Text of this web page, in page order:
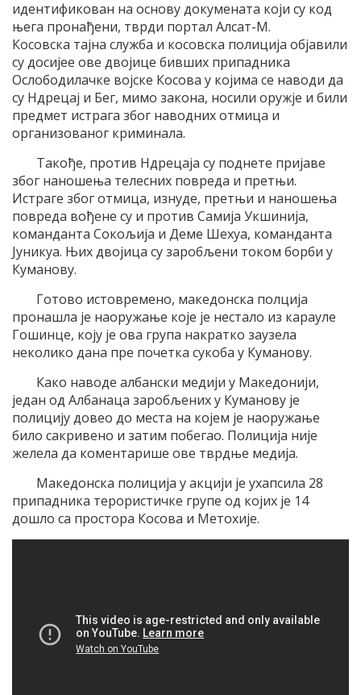
идентификован на основу докумената који су код
њега пронађени, тврди портал Алсат-М.
Косовска тајна служба и косовска полиција објавили
су досијее ове двојице бивших припадника
Ослободилачке војске Косова у којима се наводи да
су Ндрецај и Бег, мимо закона, носили оружје и били
предмет истрага због наводних отмица и
организованог криминала.
Такође, против Ндрецаја су поднете пријаве
због наношења телесних повреда и претњи.
Истраге због отмица, изнуде, претњи и наношења
повреда вођене су и против Самија Укшинија,
команданта Сокољија и Деме Шехуа, команданта
Јуникуа. Њих двојица су заробљени током борби у
Куманову.
Готово истовремено, македонска полција
пронашла је наоружање које је нестало из карауле
Гошинце, коју је ова група накратко заузела
неколико дана пре почетка сукоба у Куманову.
Како наводе албански медији у Македонији,
један од Албанаца заробљених у Куманову је
полицију довео до места на којем је наоружање
било сакривено и затим побегао. Полиција није
желела да коментарише ове тврдње медија.
Македонска полиција у акцији је ухапсила 28
припадника терористичке групе од којих је 14
дошло са простора Косова и Метохије.